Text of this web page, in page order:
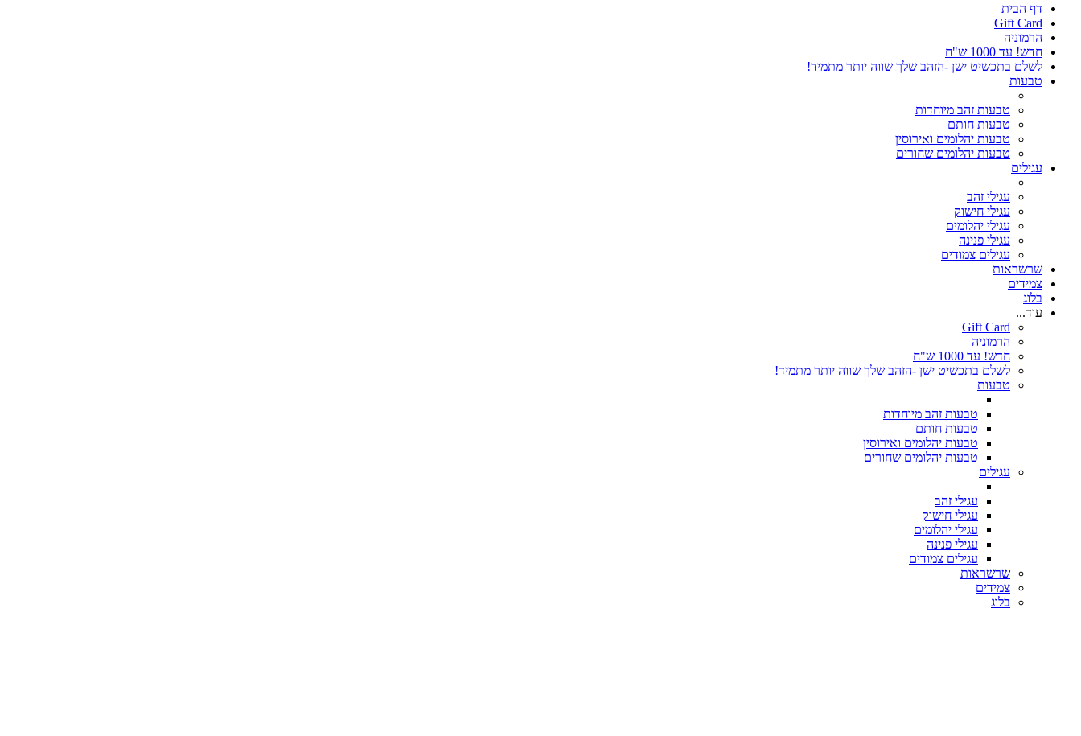
דף הבית
Gift Card
הרמוניה
חדש! עד 1000 ש"ח
לשלם בתכשיט ישן -הזהב שלך שווה יותר מתמיד!
טבעות
טבעות זהב מיוחדות
טבעות חותם
טבעות יהלומים ואירוסין
טבעות יהלומים שחורים
עגילים
עגילי זהב
עגילי חישוק
עגילי יהלומים
עגילי פנינה
עגילים צמודים
שרשראות
צמידים
בלוג
עוד...
Gift Card
הרמוניה
חדש! עד 1000 ש"ח
לשלם בתכשיט ישן -הזהב שלך שווה יותר מתמיד!
טבעות
טבעות זהב מיוחדות
טבעות חותם
טבעות יהלומים ואירוסין
טבעות יהלומים שחורים
עגילים
עגילי זהב
עגילי חישוק
עגילי יהלומים
עגילי פנינה
עגילים צמודים
שרשראות
צמידים
בלוג